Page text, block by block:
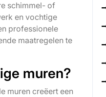
schimmel- of
en vochtige
professionele
maatregelen te
muren?
muren creëert een